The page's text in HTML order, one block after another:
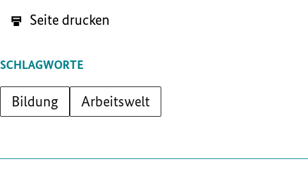
Seite drucken
SCHLAGWORTE
Bildung Arbeitswelt